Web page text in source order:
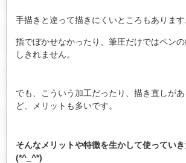
手描きと違って描きにくいところもあります
指でぼかせなかったり、筆圧だけではペン
しきれません。
でも、こういう加工だったり、描き直しが
ど、メリットも多いです。
そんなメリットや特徴を生かして使ってい
(*^_^*)